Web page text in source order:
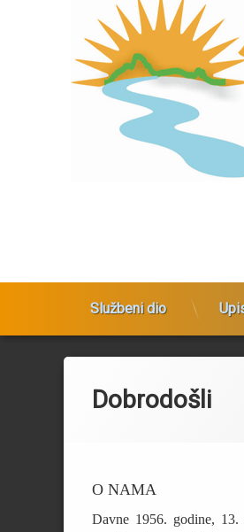
Službeni dio
Dobrodošli
O NAMA
Davne 1956. godine,